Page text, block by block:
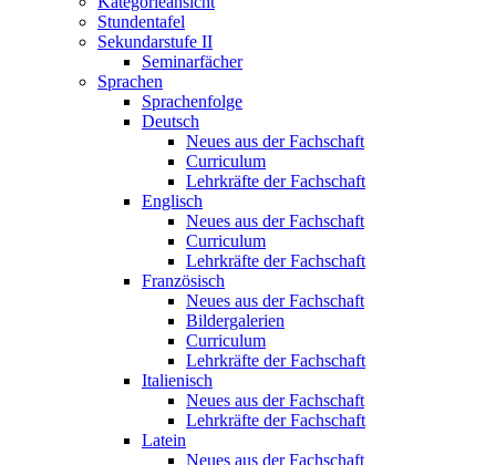
Stundentafel
Sekundarstufe II
Seminarfächer
Sprachen
Sprachenfolge
Deutsch
Neues aus der Fachschaft
Curriculum
Lehrkräfte der Fachschaft
Englisch
Neues aus der Fachschaft
Curriculum
Lehrkräfte der Fachschaft
Französisch
Neues aus der Fachschaft
Bildergalerien
Curriculum
Lehrkräfte der Fachschaft
Italienisch
Neues aus der Fachschaft
Lehrkräfte der Fachschaft
Latein
Neues aus der Fachschaft